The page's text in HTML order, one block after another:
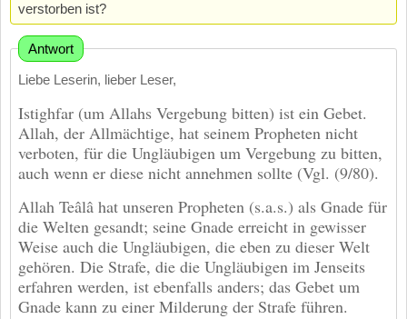
verstorben ist?
Antwort
Liebe Leserin, lieber Leser,
Istighfar (um Allahs Vergebung bitten) ist ein Gebet.
Allah, der Allmächtige, hat seinem Propheten nicht
verboten, für die Ungläubigen um Vergebung zu bitten,
auch wenn er diese nicht annehmen sollte (Vgl. (9/80).
Allah Teâlâ hat unseren Propheten (s.a.s.) als Gnade für
die Welten gesandt; seine Gnade erreicht in gewisser
Weise auch die Ungläubigen, die eben zu dieser Welt
gehören. Die Strafe, die die Ungläubigen im Jenseits
erfahren werden, ist ebenfalls anders; das Gebet um
Gnade kann zu einer Milderung der Strafe führen.